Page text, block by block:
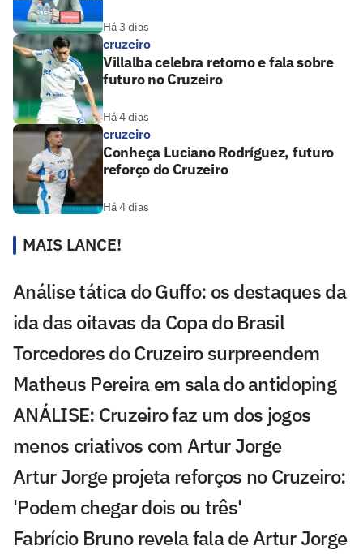
Há 3 dias
cruzeiro
Villalba celebra retorno e fala sobre
futuro no Cruzeiro
Há 4 dias
cruzeiro
Conheça Luciano Rodríguez, futuro
reforço do Cruzeiro
Há 4 dias
MAIS LANCE!
Análise tática do Guffo: os destaques da
ida das oitavas da Copa do Brasil
Torcedores do Cruzeiro surpreendem
Matheus Pereira em sala do antidoping
ANÁLISE: Cruzeiro faz um dos jogos
menos criativos com Artur Jorge
Artur Jorge projeta reforços no Cruzeiro:
'Podem chegar dois ou três'
Fabrício Bruno revela fala de Artur Jorge